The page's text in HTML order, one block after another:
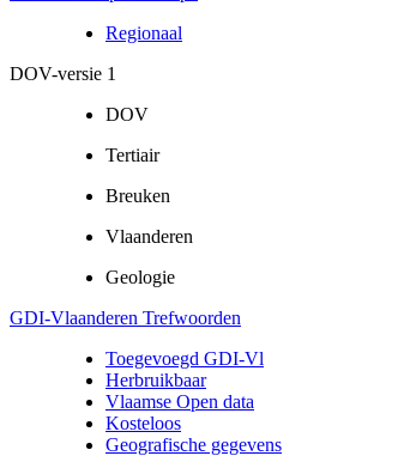
Regionaal
DOV-versie 1
DOV
Tertiair
Breuken
Vlaanderen
Geologie
GDI-Vlaanderen Trefwoorden
Toegevoegd GDI-Vl
Herbruikbaar
Vlaamse Open data
Kosteloos
Geografische gegevens